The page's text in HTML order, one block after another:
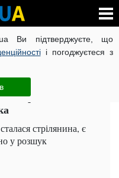
Ви підтверджуєте, що
і погоджуєтеся з
КОРОНАВІРУС В УКРАЇНІ
ЧИТАТЬ НА РУССКОМ
забрала невинні
стрілянина, є
у розшук